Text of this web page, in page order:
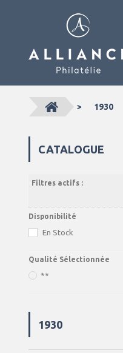
> 1930
CATALOGUE
Filtres actifs :
Disponibilité
En Stock
Qualité Sélectionnée
**
1930